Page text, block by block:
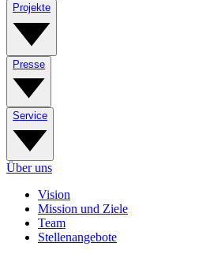
Projekte
Presse
Service
Über uns
Vision
Mission und Ziele
Team
Stellenangebote